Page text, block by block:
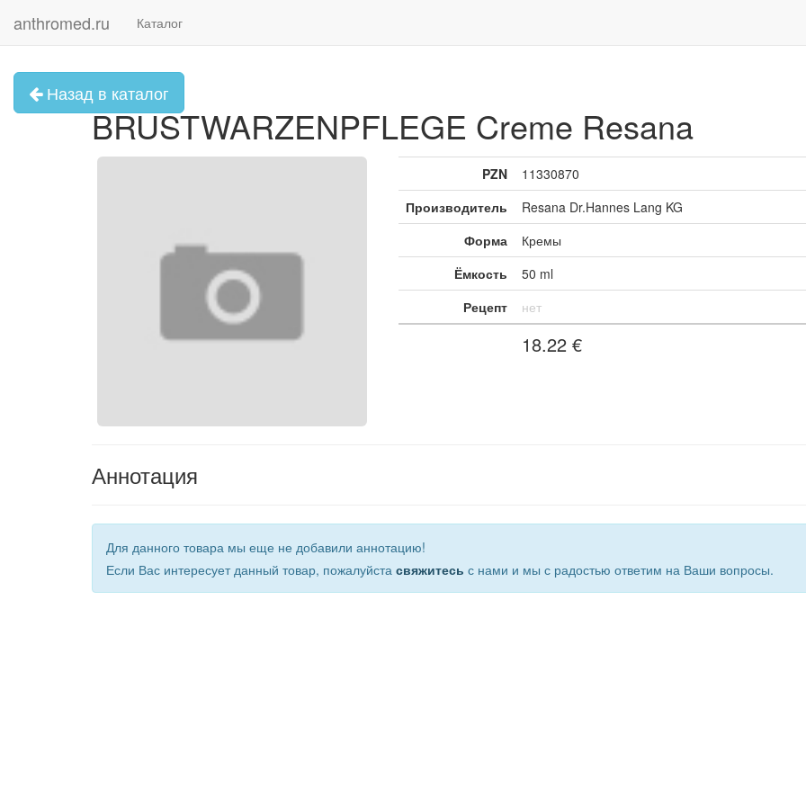
anthromed.ru Каталог
Назад в каталог
BRUSTWARZENPFLEGE Creme Resana
PZN
11330870
Производитель
Resana Dr.Hannes Lang KG
Форма
Кремы
Ёмкость
50 ml
Рецепт
нет
18.22 €
Аннотация
Для данного товара мы еще не добавили аннотацию!
Если Вас интересует данный товар, пожалуйста свяжитесь с нами и мы с радостью ответим на Ваши вопросы.